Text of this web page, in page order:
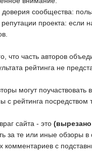
сообщества:
проекта: если
что часть авторов
рейтинга не
могут поучаствовать
с рейтинга посредством
сайта - это
за те или иные обзоры
комментариев с